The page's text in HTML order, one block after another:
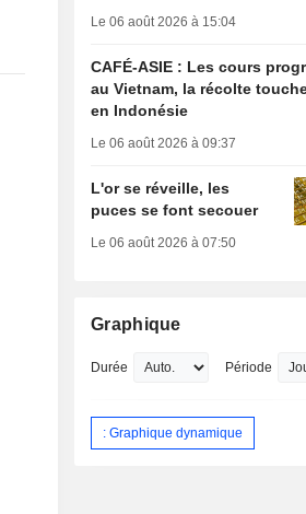
Le 06 août 2026 à 15:04
CAFÉ-ASIE : Les cours
au Vietnam, la récolte
en Indonésie
Le 06 août 2026 à 09:37
L'or se réveille, les
puces se font secouer
Le 06 août 2026 à 07:50
Graphique
Durée Période
: Graphique dynamique